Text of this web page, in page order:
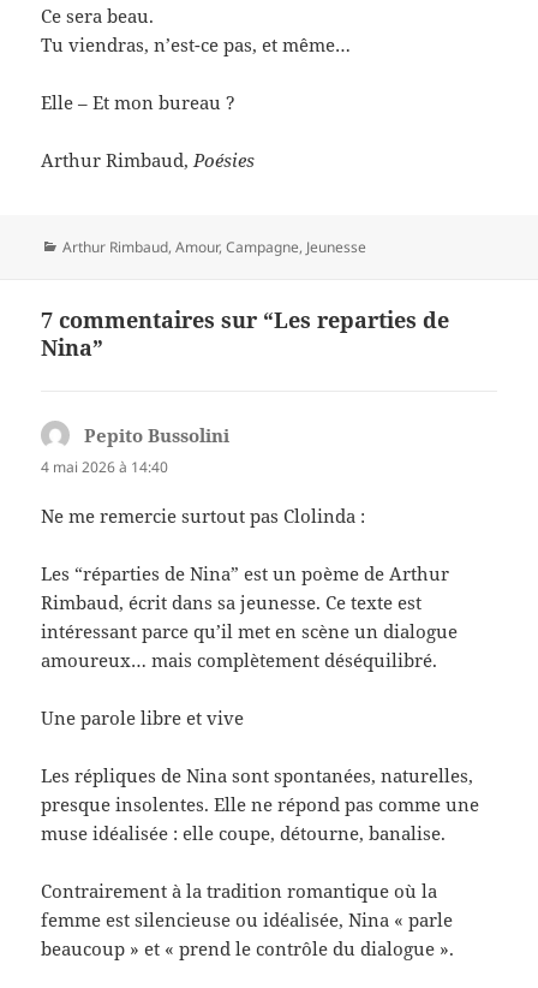
Ce sera beau.
Tu viendras, n’est-ce pas, et même…
Elle – Et mon bureau ?
Arthur Rimbaud, Poésies
Catégories
Arthur Rimbaud,Amour,Campagne, Jeunesse
7 commentaires sur “Les reparties de
Nina”
Pepito Bussolini
4 mai 2026 à 14:40
Ne me remercie surtout pas Clolinda :
Les “réparties de Nina” est un poème de Arthur
Rimbaud, écrit dans sa jeunesse. Ce texte est
intéressant parce qu’il met en scène un dialogue
amoureux… mais complètement déséquilibré.
Une parole libre et vive
Les répliques de Nina sont spontanées, naturelles,
presque insolentes. Elle ne répond pas comme une
muse idéalisée : elle coupe, détourne, banalise.
Contrairement à la tradition romantique où la
femme est silencieuse ou idéalisée, Nina « parle
beaucoup » et « prend le contrôle du dialogue ».